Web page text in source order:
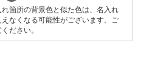
れ箇所の背景色と似た色は、名入れ
えなくなる可能性がございます。ご
ださい。